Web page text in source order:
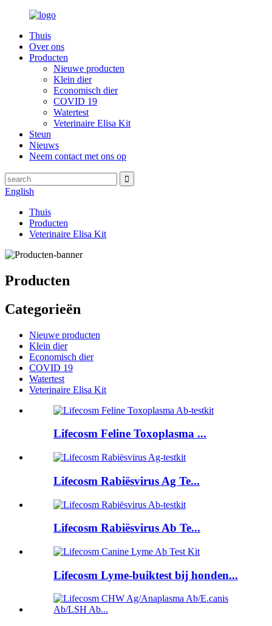
Thuis
Over ons
Producten
Nieuwe producten
Klein dier
Economisch dier
COVID 19
Watertest
Veterinaire Elisa Kit
Steun
Nieuws
Neem contact met ons op
English
Thuis
Producten
Veterinaire Elisa Kit
Producten
Categorieën
Nieuwe producten
Klein dier
Economisch dier
COVID 19
Watertest
Veterinaire Elisa Kit
Lifecosm Feline Toxoplasma ...
Lifecosm Rabiësvirus Ag Te...
Lifecosm Rabiësvirus Ab Te...
Lifecosm Lyme-buiktest bij honden...